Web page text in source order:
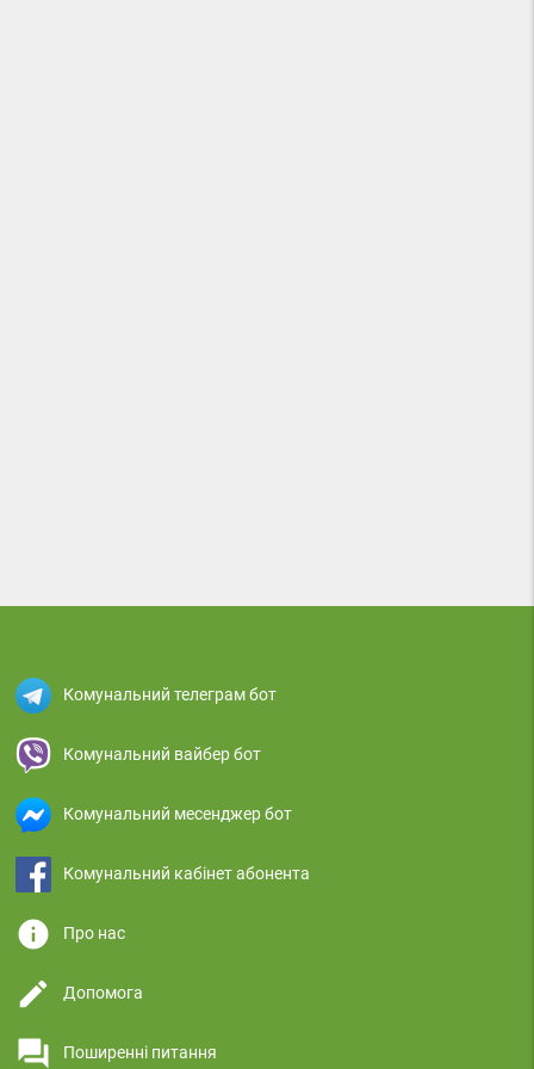
Комунальний телеграм бот
Комунальний вайбер бот
Комунальний месенджер бот
Комунальний кабінет абонента
info Про нас
edit Допомога
question_answer Поширенні питання